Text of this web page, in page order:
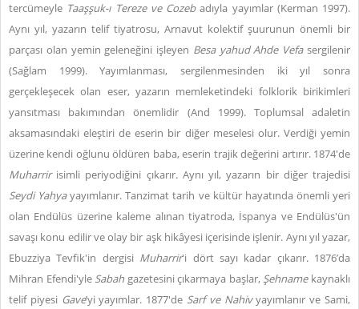
tercümeyle Taaşşuk-ı Tereze ve Cozeb adıyla yayımlar (Kerman 1997).
Aynı yıl, yazarın telif tiyatrosu, Arnavut kolektif şuurunun önemli bir
parçası olan yemin geleneğini işleyen Besa yahud Ahde Vefa sergilenir
(Sağlam 1999). Yayımlanması, sergilenmesinden iki yıl sonra
gerçekleşecek olan eser, yazarın memleketindeki folklorik birikimleri
yansıtması bakımından önemlidir (And 1999). Toplumsal adaletin
aksamasındaki eleştiri de eserin bir diğer meselesi olur. Verdiği yemin
üzerine kendi oğlunu öldüren baba, eserin trajik değerini artırır. 1874'de
Muharrir isimli periyodiğini çıkarır. Aynı yıl, yazarın bir diğer trajedisi
Seydi Yahyayayımlanır. Tanzimat tarih ve kültür hayatında önemli yeri
olan Endülüs üzerine kaleme alınan tiyatroda, İspanya ve Endülüs'ün
savaşı konu edilir ve olay bir aşk hikâyesi içerisinde işlenir. Aynı yıl yazar,
Ebuzziya Tevfik'in dergisi Muharrir'i dört sayı kadar çıkarır. 1876’da
Mihran Efendi'yle Sabah gazetesini çıkarmaya başlar, Şehnamekaynaklı
telif piyesi Gave’yi yayımlar. 1877'de Sarf ve Nahivyayımlanır ve Sami,